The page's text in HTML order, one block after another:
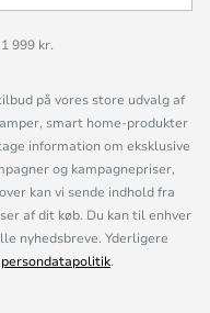
999 kr.
på vores store udvalg af
smart home-produkter
information om eksklusive
og kampagnepriser,
kan vi sende indhold fra
af dit køb. Du kan til enhver
nyhedsbreve. Yderligere
persondatapolitik.